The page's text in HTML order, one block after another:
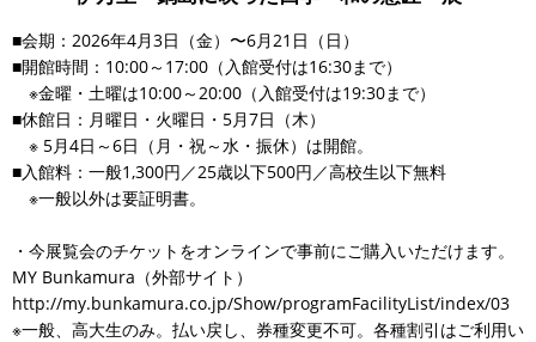
■会期：2026年4月3日（金）〜6月21日（日）
■開館時間：10:00～17:00（入館受付は16:30まで）
※金曜・土曜は10:00～20:00（入館受付は19:30まで）
■休館日：月曜日・火曜日・5月7日（木）
※ 5月4日～6日（月・祝～水・振休）は開館。
■入館料：一般1,300円／25歳以下500円／高校生以下無料
※一般以外は要証明書。
・今展覧会のチケットをオンラインで事前にご購入いただけます。
MY Bunkamura（外部サイト）
http://my.bunkamura.co.jp/Show/programFacilityList/index/03
※一般、高大生のみ。払い戻し、券種変更不可。各種割引はご利用い